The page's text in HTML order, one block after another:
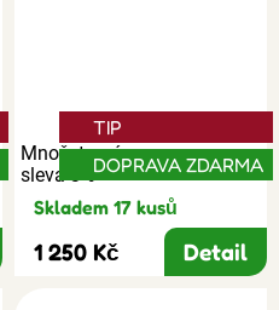
Množstevní
sleva 3%
TIP
DOPRAVA ZDARMA
Skladem 17 kusů
1 250 Kč Detail